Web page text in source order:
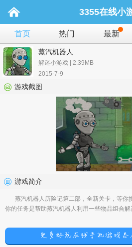
3355在线小
首页 热门 最新
蒸汽机器人
解迷小游戏 | 2.39MB
2015-7-9
游戏截图
游戏简介
蒸汽机器人历险记第二部，全新关卡，等你
你的任务是帮助蒸汽机器人利用一些物品组合